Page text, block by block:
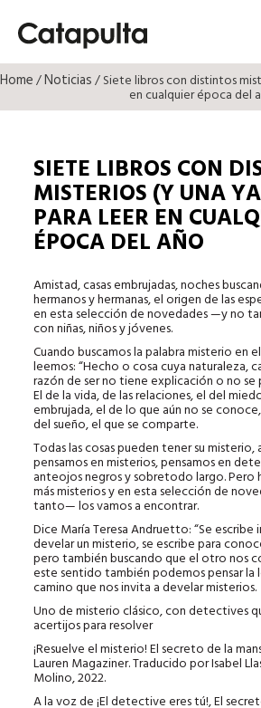
Home/Noticias/ Siete libros con distintos
en cualquier época del
SIETE LIBROS CON
MISTERIOS (Y UNA
PARA LEER EN
ÉPOCA DEL AÑO
Amistad, casas embrujadas, noches
hermanos y hermanas, el origen de las
en esta selección de novedades —y no
con niñas, niños y jóvenes.
Cuando buscamos la palabra misterio en
leemos: “Hecho o cosa cuya naturaleza,
razón de ser no tiene explicación o no se
El de la vida, de las relaciones, el del
embrujada, el de lo que aún no se
del sueño, el que se comparte.
Todas las cosas pueden tener su misterio,
pensamos en misterios, pensamos en
anteojos negros y sobretodo largo. Pero
más misterios y en esta selección de
tanto— los vamos a encontrar.
Dice María Teresa Andruetto: “Se
develar un misterio, se escribe para
pero también buscando que el otro nos
este sentido también podemos pensar la
camino que nos invita a develar misterios.
Uno de misterio clásico, con detectives
acertijos para resolver
¡Resuelve el misterio! El secreto de la
Lauren Magaziner. Traducido por Isabel
Molino, 2022.
A la voz de ¡El detective eres tú!, El